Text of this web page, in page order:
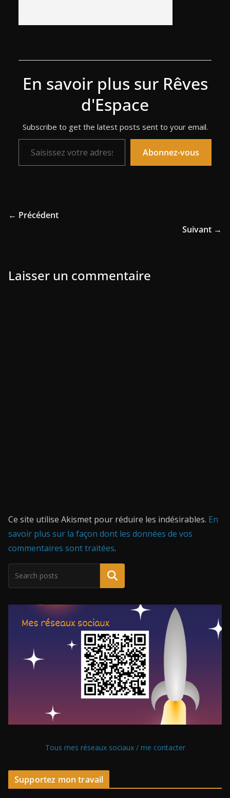
En savoir plus sur Rêves
d'Espace
Subscribe to get the latest posts sent to your email.
Saisissez votre adresse e-mail…
Abonnez-vous
← Précédent
Suivant →
Laisser un commentaire
Ce site utilise Akismet pour réduire les indésirables. En
savoir plus sur la façon dont les données de vos
commentaires sont traitées.
Tous mes réseaux sociaux / me contacter
Supportez mon travail